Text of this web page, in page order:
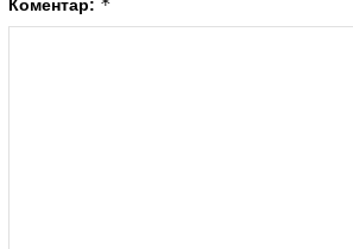
Коментар: